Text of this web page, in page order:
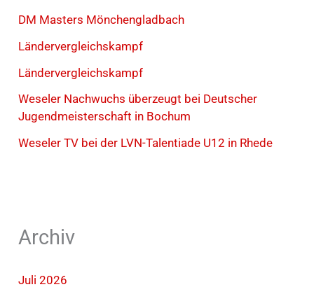
DM Masters Mönchengladbach
Ländervergleichskampf
Ländervergleichskampf
Weseler Nachwuchs überzeugt bei Deutscher
Jugendmeisterschaft in Bochum
Weseler TV bei der LVN-Talentiade U12 in Rhede
Archiv
Juli 2026